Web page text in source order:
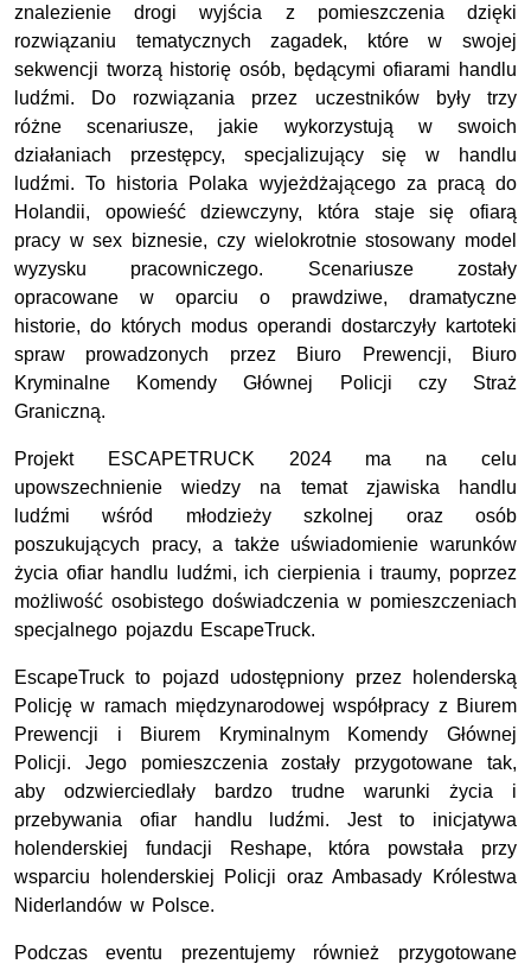
znalezienie drogi wyjścia z pomieszczenia dzięki
rozwiązaniu tematycznych zagadek, które w swojej
sekwencji tworzą historię osób, będącymi ofiarami handlu
ludźmi. Do rozwiązania przez uczestników były trzy
różne scenariusze, jakie wykorzystują w swoich
działaniach przestępcy, specjalizujący się w handlu
ludźmi. To historia Polaka wyjeżdżającego za pracą do
Holandii, opowieść dziewczyny, która staje się ofiarą
pracy w sex biznesie, czy wielokrotnie stosowany model
wyzysku pracowniczego. Scenariusze zostały
opracowane w oparciu o prawdziwe, dramatyczne
historie, do których modus operandi dostarczyły kartoteki
spraw prowadzonych przez Biuro Prewencji, Biuro
Kryminalne Komendy Głównej Policji czy Straż
Graniczną.
Projekt ESCAPETRUCK 2024 ma na celu
upowszechnienie wiedzy na temat zjawiska handlu
ludźmi wśród młodzieży szkolnej oraz osób
poszukujących pracy, a także uświadomienie warunków
życia ofiar handlu ludźmi, ich cierpienia i traumy, poprzez
możliwość osobistego doświadczenia w pomieszczeniach
specjalnego pojazdu EscapeTruck.
EscapeTruck to pojazd udostępniony przez holenderską
Policję w ramach międzynarodowej współpracy z Biurem
Prewencji i Biurem Kryminalnym Komendy Głównej
Policji. Jego pomieszczenia zostały przygotowane tak,
aby odzwierciedlały bardzo trudne warunki życia i
przebywania ofiar handlu ludźmi. Jest to inicjatywa
holenderskiej fundacji Reshape, która powstała przy
wsparciu holenderskiej Policji oraz Ambasady Królestwa
Niderlandów w Polsce.
Podczas eventu prezentujemy również przygotowane